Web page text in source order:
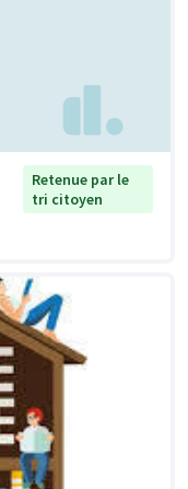
Retenue par le
tri citoyen